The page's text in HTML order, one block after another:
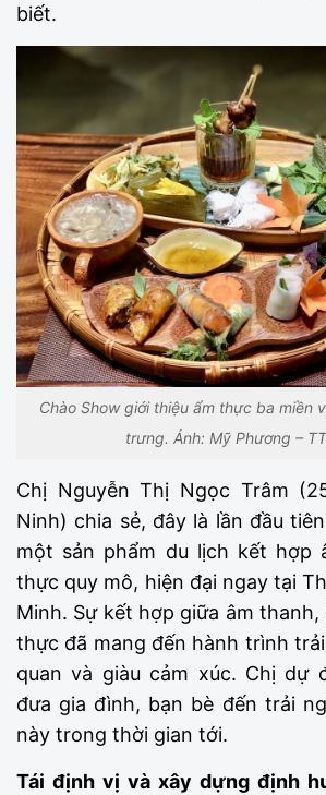
biết.
Chào Show giới thiệu ẩm thực ba miền
trưng. Ảnh: Mỹ Phương –
Chị Nguyễn Thị Ngọc Trâm
Ninh) chia sẻ, đây là lần đầu
một sản phẩm du lịch kết hợp
thực quy mô, hiện đại ngay tại
Minh. Sự kết hợp giữa âm thanh,
thực đã mang đến hành trình
quan và giàu cảm xúc. Chị dự
đưa gia đình, bạn bè đến trải
này trong thời gian tới.
Tái định vị và xây dựng định